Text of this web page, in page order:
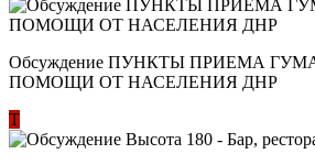
Обсуждение ​ПУНКТЫ ПРИЕМА
ПОМОЩИ ОТ НАСЕЛЕНИЯ ДНР
Т